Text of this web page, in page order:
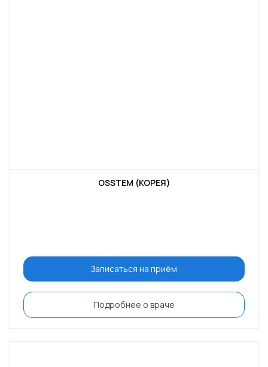
OSSTEM (КОРЕЯ)
Записаться на приём
Подробнее о враче